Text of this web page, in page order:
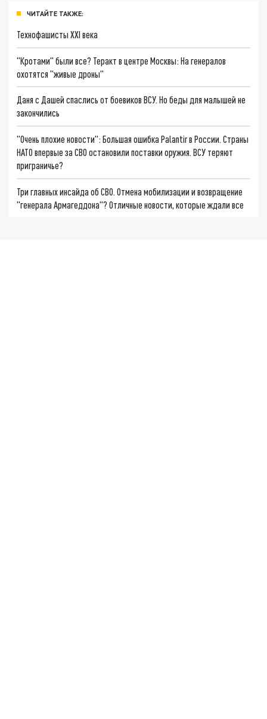
ЧИТАЙТЕ ТАКЖЕ:
Технофашисты XXI века
"Кротами" были все? Теракт в центре Москвы: На генералов
охотятся "живые дроны"
Даня с Дашей спаслись от боевиков ВСУ. Но беды для малышей не
закончились
"Очень плохие новости": Большая ошибка Palantir в России. Страны
НАТО впервые за СВО остановили поставки оружия. ВСУ теряют
приграничье?
Три главных инсайда об СВО. Отмена мобилизации и возвращение
"генерала Армагеддона"? Отличные новости, которые ждали все